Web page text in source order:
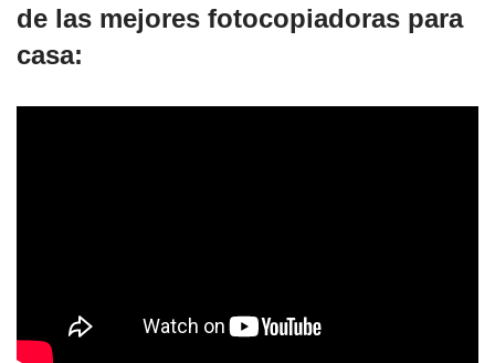
de las mejores fotocopiadoras para
casa: